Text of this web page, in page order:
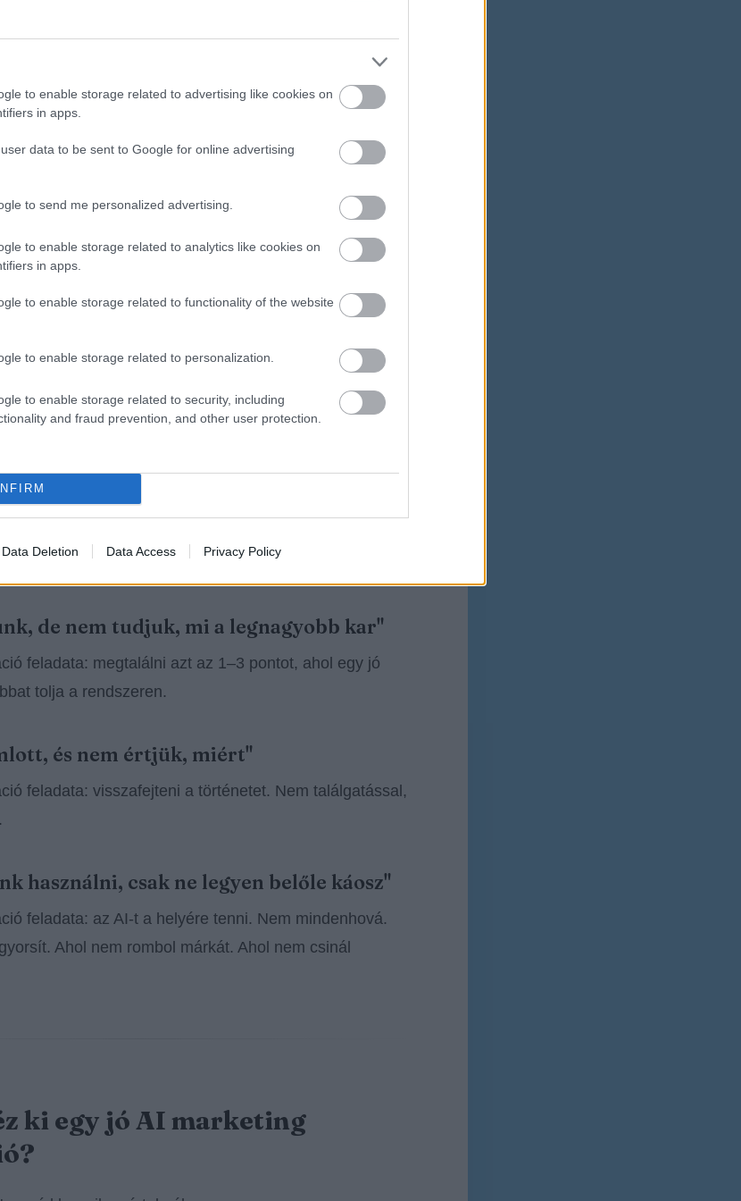
to enable storage related to advertising like cookies on
in apps.
data to be sent to Google for online advertising
to send me personalized advertising.
to enable storage related to analytics like cookies on
in apps.
to enable storage related to functionality of the website
to enable storage related to personalization.
to enable storage related to security, including
and fraud prevention, and other user protection.
Data Deletion Data Access Privacy Policy
(mihez nyúlj először),
AI marketing konzultációt
keresnek tanácsadást, amikor valami „érthetetlen".
nő, de a bevétel nem. A hirdetés költ, de nem ad vissza.
de a telefon nem csörög.
de nem tudjuk, mi a legnagyobb kar"
feladata: megtalálni azt az 1–3 pontot, ahol egy jó
tolja a rendszeren.
és nem értjük, miért"
feladata: visszafejteni a történetet. Nem találgatással,
használni, csak ne legyen belőle káosz"
feladata: az AI-t a helyére tenni. Nem mindenhová.
Ahol nem rombol márkát. Ahol nem csinál
ki egy jó AI marketing